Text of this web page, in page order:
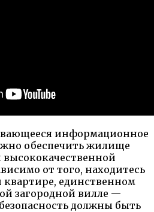
информационное
обеспечить жилище
от того, находитесь
единственном
загородной вилле —
должны быть